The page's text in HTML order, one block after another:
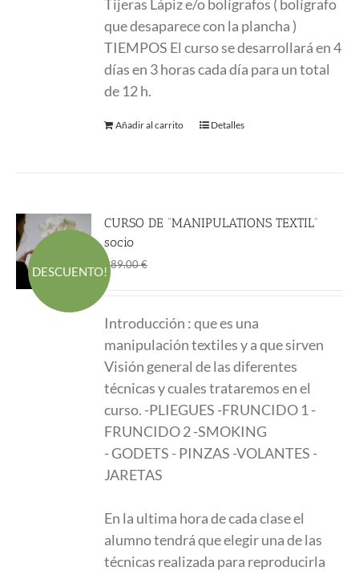
Tijeras Lápiz e/o bolígrafos ( bolígrafo
que desaparece con la plancha )
TIEMPOS El curso se desarrollará en 4
días en 3 horas cada día para un total
de 12 h.
Añadir al carrito Detalles
DESCUENTO!
CURSO DE “MANIPULATIONS TEXTIL”
socio
289.00€
era:
289.00 €.
es:
169.00 €.
Introducción : que es una
manipulación textiles y a que sirven
Visión general de las diferentes
técnicas y cuales trataremos en el
curso. -PLIEGUES -FRUNCIDO 1 -
FRUNCIDO 2 -SMOKING
- GODETS - PINZAS -VOLANTES -
JARETAS
En la ultima hora de cada clase el
alumno tendrá que elegir una de las
técnicas realizada para reproducirla